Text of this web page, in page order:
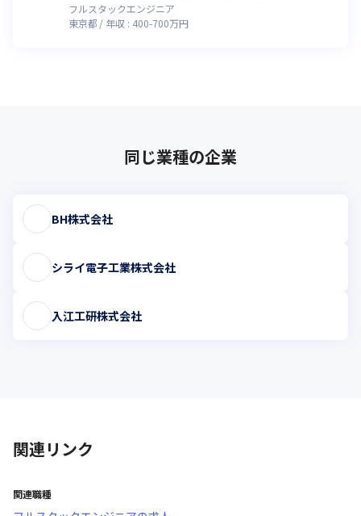
フルスタックエンジニア
東京都
年収 : 400-700万円
同じ業種の企業
BH株式会社
シライ電子工業株式会社
入江工研株式会社
関連リンク
関連職種